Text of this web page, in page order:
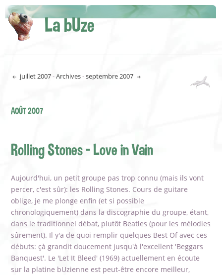
La bUze
juillet 2007-Archives-septembre 2007
AOÛT 2007
Rolling Stones - Love in Vain
Aujourd'hui, un petit groupe pas trop connu (mais ils vont
percer, c'est sûr): les Rolling Stones. Cours de guitare
oblige, je me plonge enfin (et si possible
chronologiquement) dans la discographie du groupe, étant,
dans le traditionnel débat, plutôt Beatles (pour les mélodies
sûrement). Il y'a de quoi remplir quelques Best Of avec ces
débuts: çà grandit doucement jusqu'à l'excellent 'Beggars
Banquest'. Le 'Let It Bleed' (1969) actuellement en écoute
sur la platine bUzienne est peut-être encore meilleur,